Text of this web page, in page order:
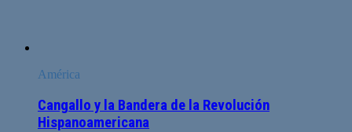
América
Cangallo y la Bandera de la Revolución
Hispanoamericana